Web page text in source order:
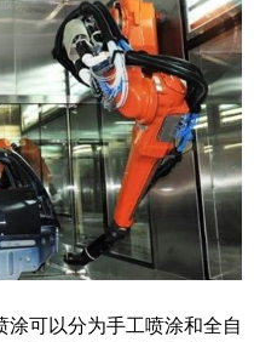
可以分为手工喷涂和全自